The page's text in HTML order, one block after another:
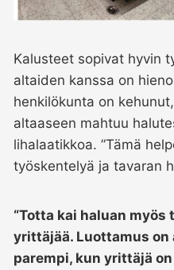
Kalusteet sopivat hyvin
altaiden kanssa on
henkilökunta on
altaaseen mahtuu
lihalaatikkoa. ”Tämä
työskentelyä ja tavaran
“Totta kai haluan
yrittäjää. Luottamus
parempi, kun yrittäjä